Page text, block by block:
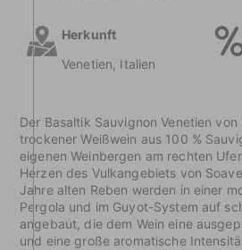
Herkunft
Venetien, Italien
Der Basaltik Sauvignon Venetien
trockener Weißwein aus 100 %
eigenen Weinbergen am rechten
Herzen des Vulkangebiets von
Jahre alten Reben werden in einer
Pergola und im Guyot-System auf
angebaut, die dem Wein eine
und eine große aromatische